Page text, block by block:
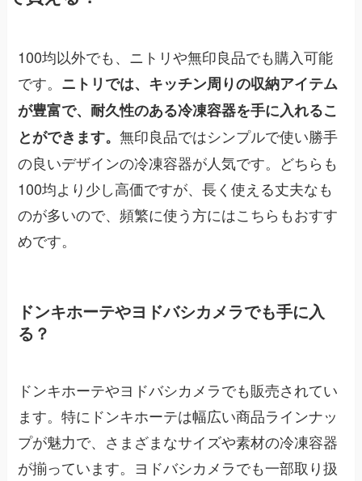
100均以外でも、ニトリや無印良品でも購入可能
です。 ニトリでは、キッチン周りの収納アイテム
が豊富で、耐久性のある冷凍容器を手に入れるこ
とができます。無印良品ではシンプルで使い勝手
の良いデザインの冷凍容器が人気です。どちらも
100均より少し高価ですが、長く使える丈夫なも
のが多いので、頻繁に使う方にはこちらもおすす
めです。
ドンキホーテやヨドバシカメラでも手に入
る？
ドンキホーテやヨドバシカメラでも販売されてい
ます。特にドンキホーテは幅広い商品ラインナッ
プが魅力で、さまざまなサイズや素材の冷凍容器
が揃っています。ヨドバシカメラでも一部取り扱